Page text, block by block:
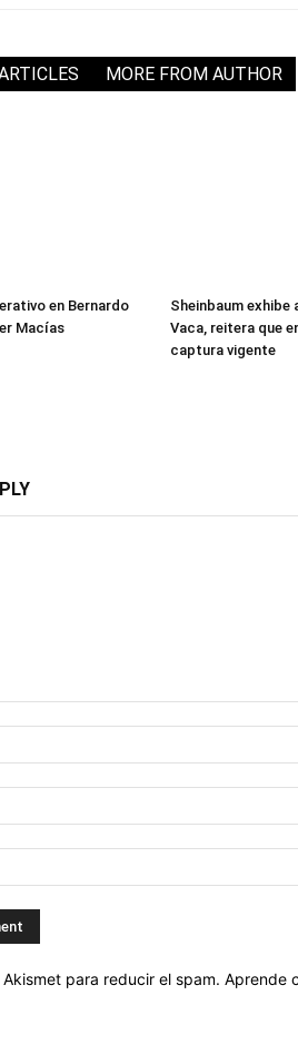
MORE FROM AUTHOR
en Bernardo
Macías
Sheinbaum exhibe
Vaca, reitera que
captura vigente
Akismet para reducir el spam. Aprende